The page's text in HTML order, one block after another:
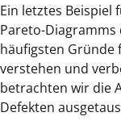
Ein letztes Beispiel
Pareto-
häufigsten Gründe
verstehen und
betrachten wir die
Defekten